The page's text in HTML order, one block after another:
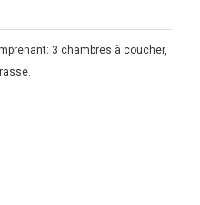
3 chambres à coucher,